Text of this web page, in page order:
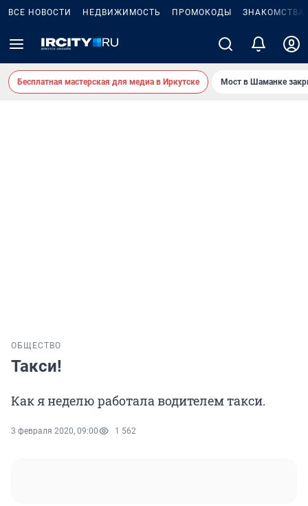
ВСЕ НОВОСТИ НЕДВИЖИМОСТЬ ПРОМОКОДЫ ЗНАКОМСТВА
Бесплатная мастерская для медиа в Иркутске Мост в Шаманке
ОБЩЕСТВО
Такси!
Как я неделю работала водителем такси.
3 февраля 2020, 09:00 1 562